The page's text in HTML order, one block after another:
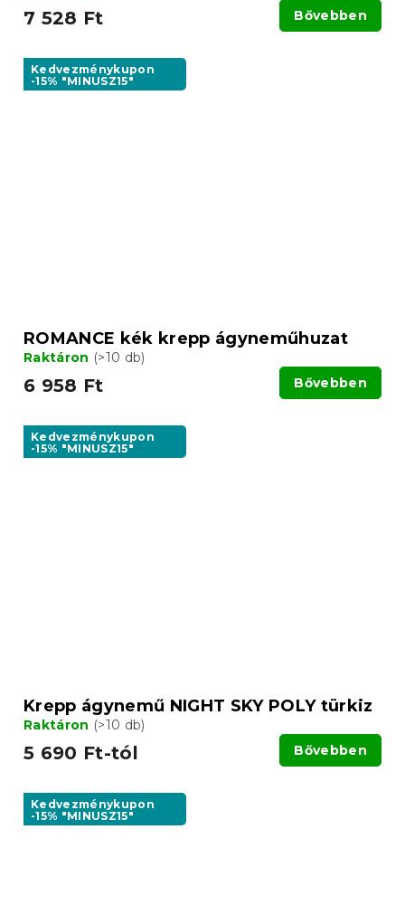
7 528 Ft Bővebben
Kedvezménykupon
-15% "MINUSZ15"
ROMANCE kék krepp ágyneműhuzat
Raktáron (>10 db)
6 958 Ft Bővebben
Kedvezménykupon
-15% "MINUSZ15"
Krepp ágynemű NIGHT SKY POLY türkiz
Raktáron (>10 db)
5 690 Ft-tól Bővebben
Kedvezménykupon
-15% "MINUSZ15"